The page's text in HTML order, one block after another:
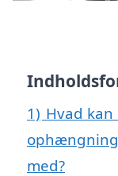
1) Hvad
med?